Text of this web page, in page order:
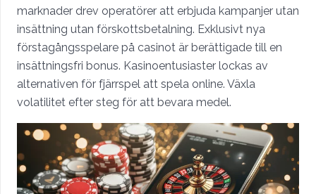
marknader drev operatörer att erbjuda kampanjer utan
insättning utan förskottsbetalning. Exklusivt nya
förstagångsspelare på casinot är berättigade till en
insättningsfri bonus. Kasinoentusiaster lockas av
alternativen för fjärrspel att spela online. Växla
volatilitet efter steg för att bevara medel.